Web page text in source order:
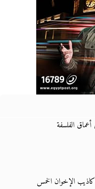
الفلسفة
الإخوان الخمس